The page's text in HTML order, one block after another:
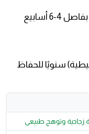
في المتوسط، تحتاجين (6-8 جلسات) بفاصل 4-6 أسابيع
سنويًا للحفاظ
زجاجية وتوهج طبيعي